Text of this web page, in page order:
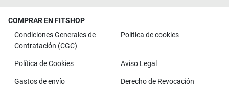
COMPRAR EN FITSHOP
Condiciones Generales de
Contratación (CGC)
Política de cookies
Política de Cookies Aviso Legal
Gastos de envío Derecho de Revocación